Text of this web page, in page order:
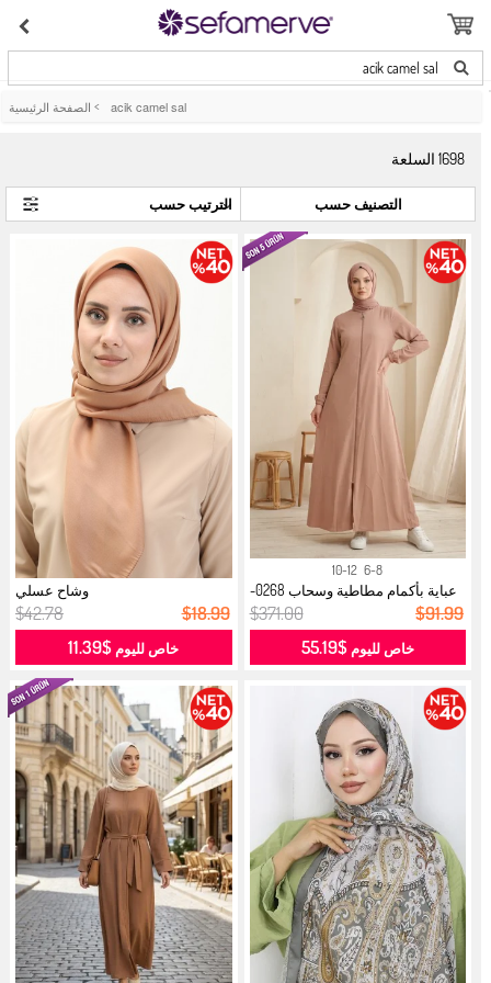
acik camel sal
الصفحة الرئيسية > acik camel sal
1698السلعة
التصنيف حسب
6-8
10-12
عباية بأكمام مطاطية وسحاب 0268-
01 ل...
$371.00 $91.99
خاص لليوم$55.19
وشاح عسلي
$42.78 $18.99
خاص لليوم $11.39